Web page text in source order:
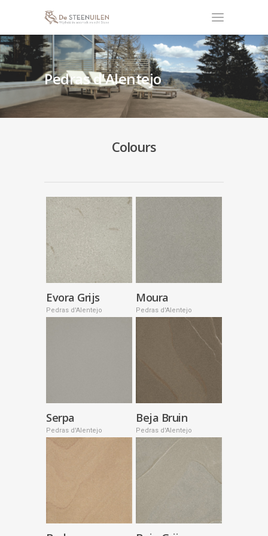
Pedras d'Alentejo
Colours
Evora Grijs
Pedras d'Alentejo
Moura
Pedras d'Alentejo
Serpa
Pedras d'Alentejo
Beja Bruin
Pedras d'Alentejo